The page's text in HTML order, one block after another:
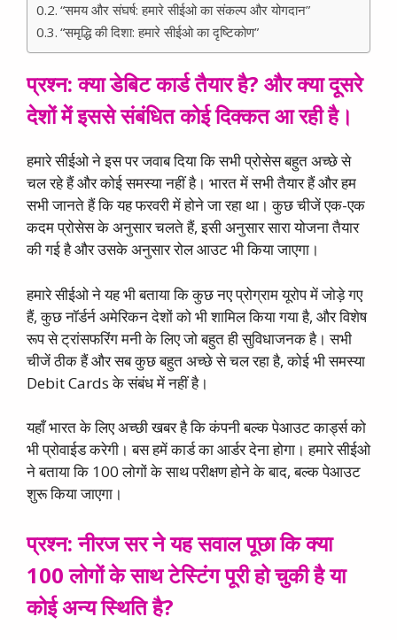
“समय और संघर्ष: हमारे सीईओ का संकल्प और योगदान”
“समृद्धि की दिशा: हमारे सीईओ का दृष्टिकोण”
प्रश्न: क्या डेबिट कार्ड तैयार है? और क्या दूसरे
देशों में इससे संबंधित कोई दिक्कत आ रही है।
हमारे सीईओ ने इस पर जवाब दिया कि सभी प्रोसेस बहुत अच्छे से
चल रहे हैं और कोई समस्या नहीं है। भारत में सभी तैयार हैं और हम
सभी जानते हैं कि यह फरवरी में होने जा रहा था। कुछ चीजें एक-एक
कदम प्रोसेस के अनुसार चलते हैं, इसी अनुसार सारा योजना तैयार
की गई है और उसके अनुसार रोल आउट भी किया जाएगा।
हमारे सीईओ ने यह भी बताया कि कुछ नए प्रोग्राम यूरोप में जोड़े गए
हैं, कुछ नॉर्डर्न अमेरिकन देशों को भी शामिल किया गया है, और विशेष
रूप से ट्रांसफरिंग मनी के लिए जो बहुत ही सुविधाजनक है। सभी
चीजें ठीक हैं और सब कुछ बहुत अच्छे से चल रहा है, कोई भी समस्या
Debit Cards के संबंध में नहीं है।
यहाँ भारत के लिए अच्छी खबर है कि कंपनी बल्क पेआउट कार्ड्स को
भी प्रोवाईड करेगी। बस हमें कार्ड का आर्डर देना होगा। हमारे सीईओ
ने बताया कि 100 लोगों के साथ परीक्षण होने के बाद, बल्क पेआउट
शुरू किया जाएगा।
प्रश्न: नीरज सर ने यह सवाल पूछा कि क्या
100 लोगों के साथ टेस्टिंग पूरी हो चुकी है या
कोई अन्य स्थिति है?